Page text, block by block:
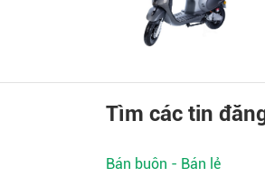
Tìm các tin
Bán buôn - Bán lẻ